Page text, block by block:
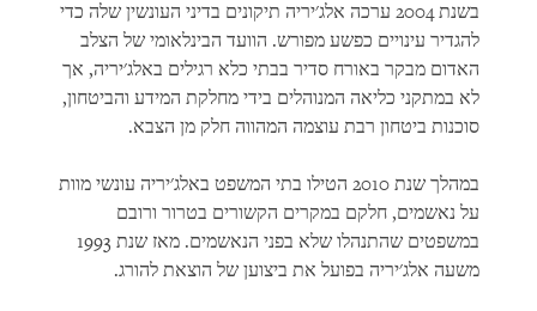
בשנת 2004 ערכה אלג'יריה תיקונים בדיני העונשין שלה כדי
להגדיר עינויים כפשע מפורש. הוועד הבינלאומי של הצלב
האדום מבקר באורח סדיר בבתי כלא רגילים באלג'יריה, אך
לא במתקני כליאה המנוהלים בידי מחלקת המידע והביטחון,
סוכנות ביטחון רבת עוצמה המהווה חלק מן הצבא.
במהלך שנת 2010 הטילו בתי המשפט באלג'יריה עונשי מוות
על נאשמים, חלקם במקרים הקשורים בטרור ורובם
במשפטים שהתנהלו שלא בפני הנאשמים. מאז שנת 1993
משעה אלג'יריה בפועל את ביצוען של הוצאת להורג.